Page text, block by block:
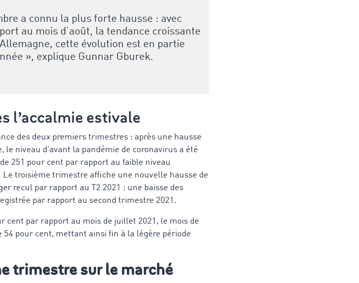
a connu la plus forte hausse : avec
au mois d’août, la tendance croissante
cette évolution est en partie
», explique Gunnar Gburek.
l’accalmie estivale
des deux premiers trimestres : après une hausse
niveau d’avant la pandémie de coronavirus a été
251 pour cent par rapport au faible niveau
troisième trimestre affiche une nouvelle hausse de
recul par rapport au T2 2021 : une baisse des
par rapport au second trimestre 2021.
cent par rapport au mois de juillet 2021, le mois de
54 pour cent, mettant ainsi fin à la légère période
trimestre sur le marché